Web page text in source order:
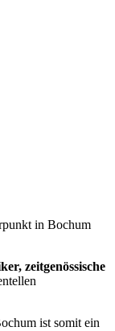
in Bochum
zeitgenössische
ist somit ein